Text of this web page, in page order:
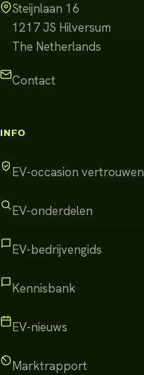
Steijnlaan 16
1217 JS Hilversum
The Netherlands
Contact
INFO
EV-occasion vertrouwen
EV-onderdelen
EV-bedrijvengids
Kennisbank
EV-nieuws
Marktrapport